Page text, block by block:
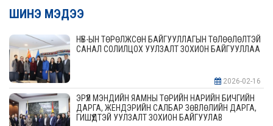
ШИНЭ МЭДЭЭ
НҮБ-ЫН ТӨРӨЛЖСӨН БАЙГУУЛЛАГЫН ТӨЛӨӨЛӨЛТЭЙ
САНАЛ СОЛИЛЦОХ УУЛЗАЛТ ЗОХИОН БАЙГУУЛЛАА
2026-02-16
ЭРҮҮЛ МЭНДИЙН ЯАМНЫ ТӨРИЙН НАРИЙН БИЧГИЙН
ДАРГА, ЖЕНДЭРИЙН САЛБАР ЗӨВЛӨЛИЙН ДАРГА,
ГИШҮҮДТЭЙ УУЛЗАЛТ ЗОХИОН БАЙГУУЛАВ